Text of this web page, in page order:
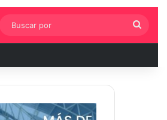
Switch skin
por